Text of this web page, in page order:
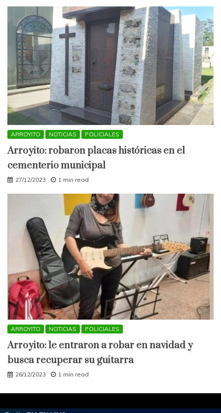
ARROYITO NOTICIAS POLICIALES
Arroyito: robaron placas históricas en el
cementerio municipal
27/12/2023 1 min read
ARROYITO NOTICIAS POLICIALES
Arroyito: le entraron a robar en navidad y
busca recuperar su guitarra
26/12/2023 1 min read